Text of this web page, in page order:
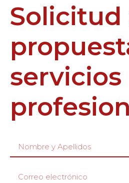
Solicitud
servicios